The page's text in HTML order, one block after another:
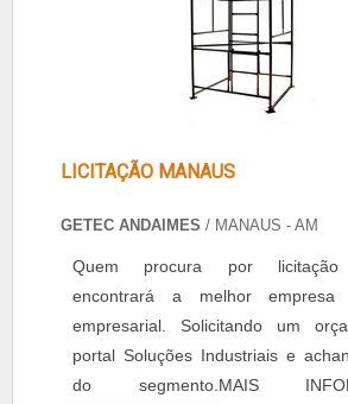
LICITAÇÃO MANAUS
GETEC ANDAIMES / MANAUS - AM
Quem procura por licitação
encontrará a melhor
empresarial. Solicitando um
portal Soluções Industriais e
do segmento.MAIS